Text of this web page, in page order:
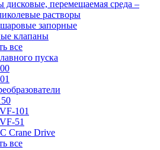
дисковые, перемещаемая среда –
растворы
запорные
клапаны
все
пуска
101
51
Crane Drive
все